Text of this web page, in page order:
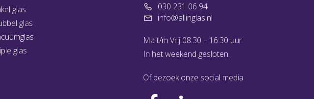
glas
glas
glas
030 231 06 94
info@allinglas.nl
Ma t/m Vrij 08:30 – 16:30 uur
In het weekend gesloten.
Of bezoek onze social media